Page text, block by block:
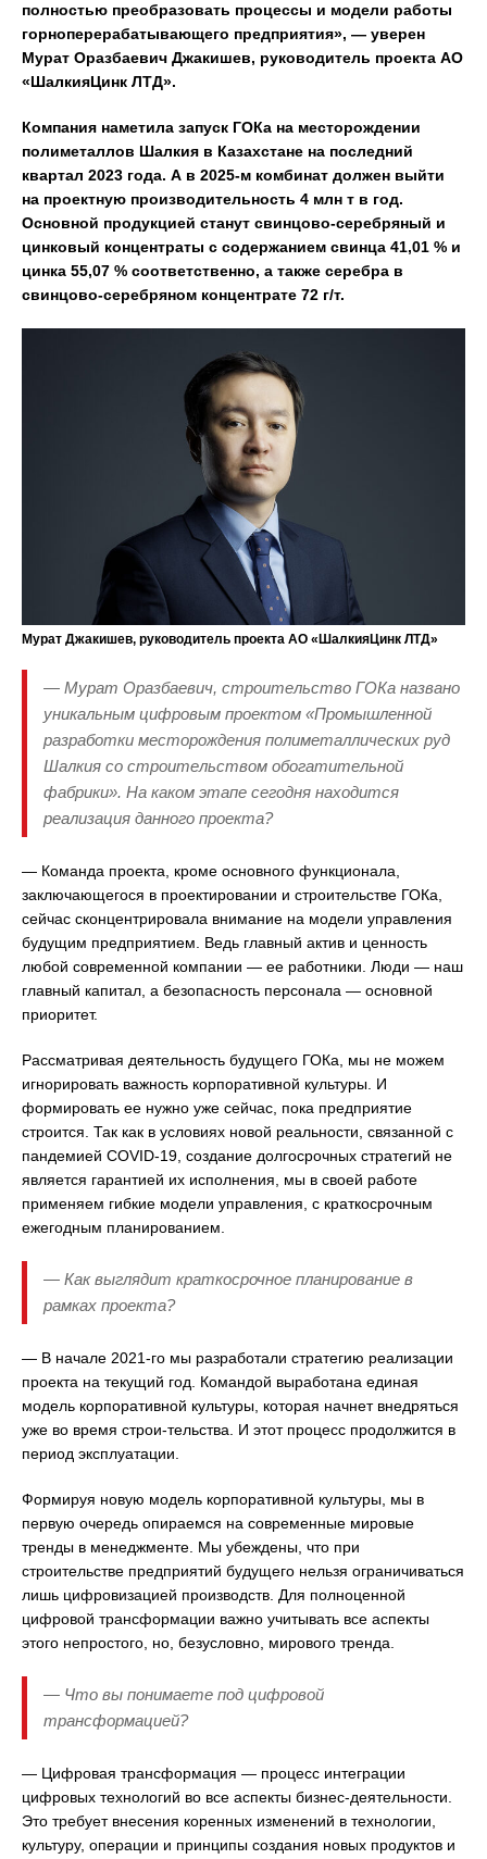
полностью преобразовать процессы и модели работы
горноперерабатывающего предприятия», — уверен
Мурат Оразбаевич Джакишев, руководитель проекта АО
«ШалкияЦинк ЛТД».
Компания наметила запуск ГОКа на месторождении
полиметаллов Шалкия в Казахстане на последний
квартал 2023 года. А в 2025-м комбинат должен выйти
на проектную производительность 4 млн т в год.
Основной продукцией станут свинцово-серебряный и
цинковый концентраты с содержанием свинца 41,01 % и
цинка 55,07 % соответственно, а также серебра в
свинцово-серебряном концентрате 72 г/т.
Мурат Джакишев, руководитель проекта АО «ШалкияЦинк ЛТД»
— Мурат Оразбаевич, строительство ГОКа названо
уникальным цифровым проектом «Промышленной
разработки месторождения полиметаллических руд
Шалкия со строительством обогатительной
фабрики». На каком этапе сегодня находится
реализация данного проекта?
— Команда проекта, кроме основного функционала,
заключающегося в проектировании и строительстве ГОКа,
сейчас сконцентрировала внимание на модели управления
будущим предприятием. Ведь главный актив и ценность
любой современной компании — ее работники. Люди — наш
главный капитал, а безопасность персонала — основной
приоритет.
Рассматривая деятельность будущего ГОКа, мы не можем
игнорировать важность корпоративной культуры. И
формировать ее нужно уже сейчас, пока предприятие
строится. Так как в условиях новой реальности, связанной с
пандемией COVID-19, создание долгосрочных cтратегий не
является гарантией их исполнения, мы в своей работе
применяем гибкие модели управления, с краткосрочным
ежегодным планированием.
— Как выглядит краткосрочное планирование в
рамках проекта?
— В начале 2021-го мы разработали стратегию реализации
проекта на текущий год. Командой выработана единая
модель корпоративной культуры, которая начнет внедряться
уже во время строи-тельства. И этот процесс продолжится в
период эксплуатации.
Формируя новую модель корпоративной культуры, мы в
первую очередь опираемся на современные мировые
тренды в менеджменте. Мы убеждены, что при
строительстве предприятий будущего нельзя ограничиваться
лишь цифровизацией производств. Для полноценной
цифровой трансформации важно учитывать все аспекты
этого непростого, но, безусловно, мирового тренда.
— Что вы понимаете под цифровой
трансформацией?
— Цифровая трансформация — процесс интеграции
цифровых технологий во все аспекты бизнес-деятельности.
Это требует внесения коренных изменений в технологии,
культуру, операции и принципы создания новых продуктов и